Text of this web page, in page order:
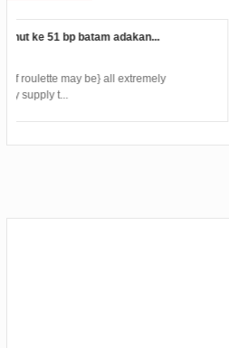
UnKnown onkelas bukan satu satunya
Situs Judi Online Terpercaya
Bertransaksi Dengan Mudah 24 Jam.